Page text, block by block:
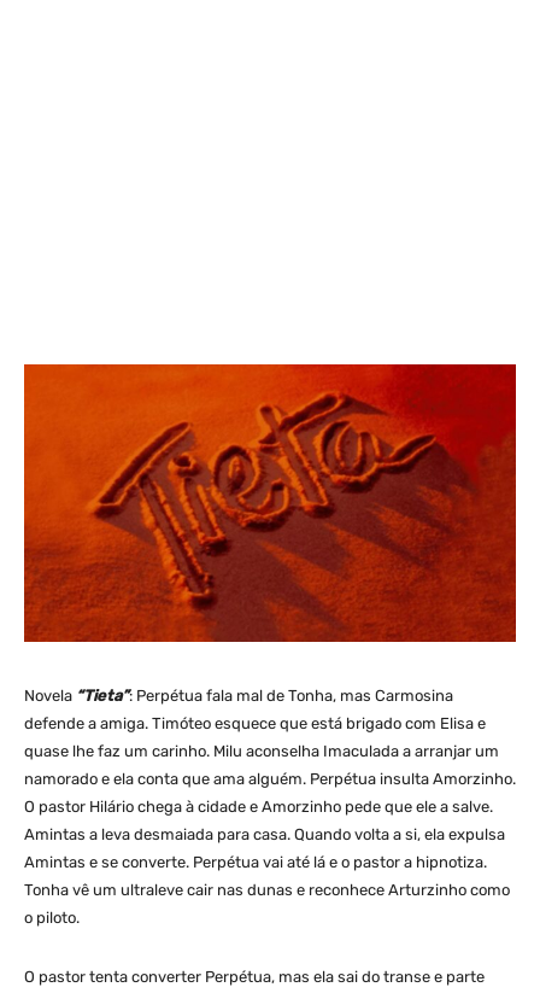
Novela “Tieta”: Perpétua fala mal de Tonha, mas Carmosina
defende a amiga. Timóteo esquece que está brigado com Elisa e
quase lhe faz um carinho. Milu aconselha Imaculada a arranjar um
namorado e ela conta que ama alguém. Perpétua insulta Amorzinho.
O pastor Hilário chega à cidade e Amorzinho pede que ele a salve.
Amintas a leva desmaiada para casa. Quando volta a si, ela expulsa
Amintas e se converte. Perpétua vai até lá e o pastor a hipnotiza.
Tonha vê um ultraleve cair nas dunas e reconhece Arturzinho como
o piloto.
O pastor tenta converter Perpétua, mas ela sai do transe e parte